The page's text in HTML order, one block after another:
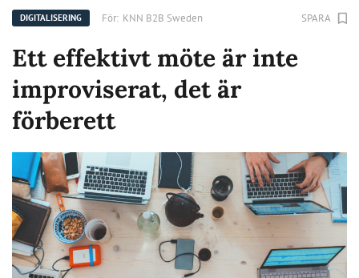
DIGITALISERING För: KNN B2B Sweden SPARA
Ett effektivt möte är inte
improviserat, det är
förberett